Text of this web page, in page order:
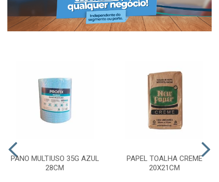
PANO MULTIUSO 35G AZUL
28CM
PAPEL TOALHA CREME
20X21CM